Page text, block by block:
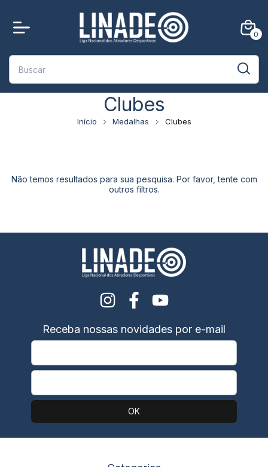
0
Clubes
Início Medalhas Clubes
Não temos resultados para sua pesquisa. Por favor, tente com
outros filtros.
Receba nossas novidades por e-mail